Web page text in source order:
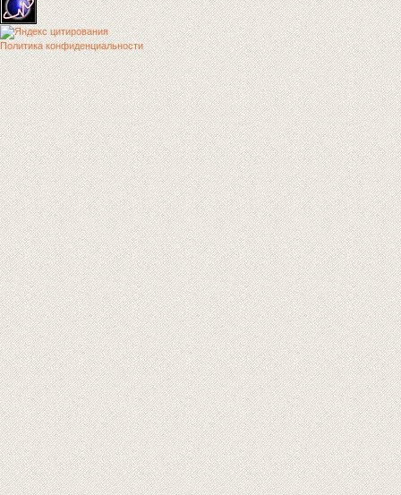
Политика конфиденциальности